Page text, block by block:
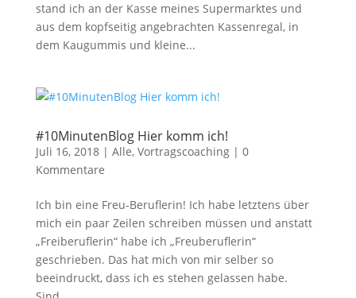
stand ich an der Kasse meines Supermarktes und
aus dem kopfseitig angebrachten Kassenregal, in
dem Kaugummis und kleine...
#10MinutenBlog Hier komm ich!
Juli 16, 2018| Alle, Vortragscoaching| 0
Kommentare
Ich bin eine Freu-Beruflerin! Ich habe letztens über
mich ein paar Zeilen schreiben müssen und anstatt
„Freiberuflerin“ habe ich „Freuberuflerin“
geschrieben. Das hat mich von mir selber so
beeindruckt, dass ich es stehen gelassen habe.